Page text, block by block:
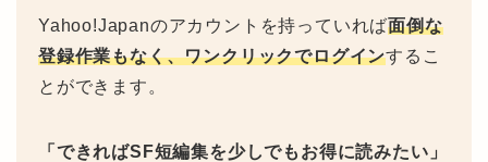
Yahoo!Japanのアカウントを持っていれば面倒な
登録作業もなく、ワンクリックでログインするこ
とができます。
「できればSF短編集を少しでもお得に読みたい」